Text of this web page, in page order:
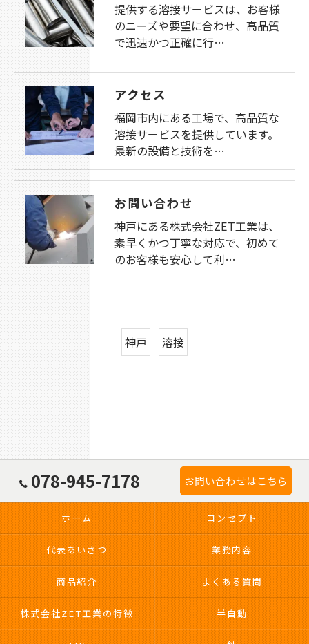
提供する溶接サービスは、お客様
のニーズや要望に合わせ、高品質
で迅速かつ正確に行…
アクセス
福岡市内にある工場で、高品質な
溶接サービスを提供しています。
最新の設備と技術を…
お問い合わせ
神戸にある株式会社ZET工業は、
素早くかつ丁寧な対応で、初めて
のお客様も安心して利…
神戸 溶接
078-945-7178 お問い合わせはこちら
ホーム コンセプト
代表あいさつ 業務内容
商品紹介 よくある質問
株式会社ZET工業の特徴 半自動